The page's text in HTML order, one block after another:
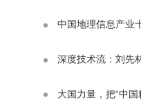
中国地理信息产业
深度技术流：刘先
大国力量，把“中